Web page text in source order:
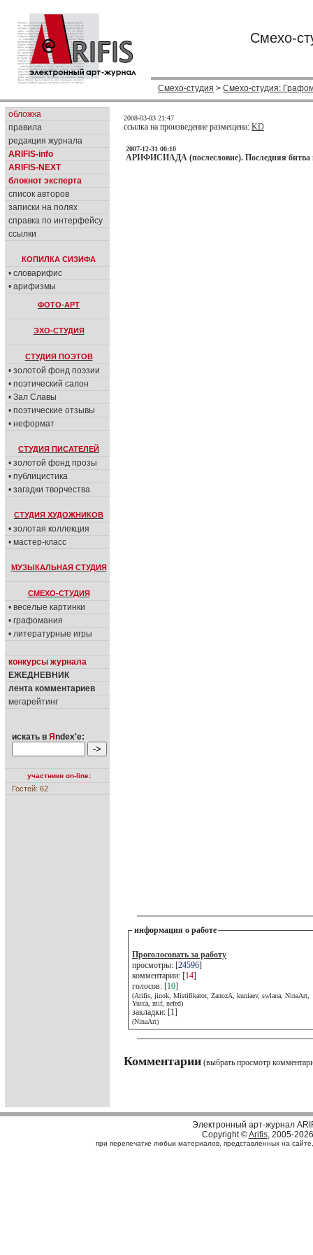
Смехо-
Смехо-студия > Смехо-студия:
обложка
правила
редакция журнала
ARIFIS-info
ARIFIS-NEXT
блокнот эксперта
список авторов
записки на полях
справка по интерфейсу
ссылки
КОПИЛКА СИЗИФА
• словарифис
• арифизмы
ФОТО-АРТ
ЭХО-СТУДИЯ
СТУДИЯ ПОЭТОВ
• золотой фонд поэзии
• поэтический салон
• Зал Славы
• поэтические отзывы
• неформат
СТУДИЯ ПИСАТЕЛЕЙ
• золотой фонд прозы
• публицистика
• загадки творчества
СТУДИЯ ХУДОЖНИКОВ
• золотая коллекция
• мастер-класс
МУЗЫКАЛЬНАЯ СТУДИЯ
СМЕХО-СТУДИЯ
• веселые картинки
• графомания
• литературные игры
конкурсы журнала
ЕЖЕДНЕВНИК
лента комментариев
мегарейтинг
искать в Я ndex'е:
участники on-line:
Гостей: 62
2008-03-03 21:47
ссылка на произведение размещена: KD
2007-12-31 00:10
АРИФИСИАДА (послесловие). Последняя битва
информация о работе
Проголосовать за работу
просмотры: [24596]
комментарии: [14]
голосов: [10]
(Arifis, jinok, Mistifikator, ZanozA, kuniaev, swlana, NinaArt,
Yucca, mif, nefed)
закладки: [1]
(NinaArt)
Комментарии (выбрать просмотр
Электронный арт-журнал
Copyright ©Arifis, 2005-2026
при перепечатке любых материалов, представленных на